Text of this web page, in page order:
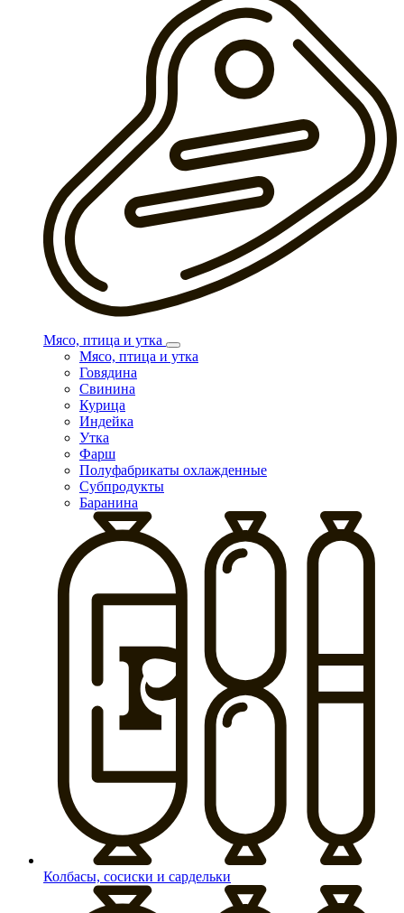
Мясо, птица и утка
Мясо, птица и утка
Говядина
Свинина
Курица
Индейка
Утка
Фарш
Полуфабрикаты охлажденные
Субпродукты
Баранина
Колбасы, сосиски и сардельки